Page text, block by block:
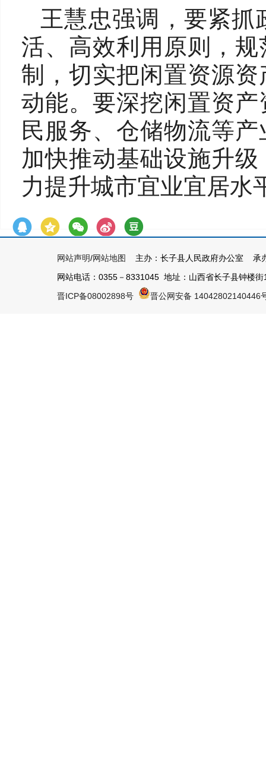
王慧忠强调，要紧
活、高效利用原则，
制，切实把闲置资源
动能。要深挖闲置资
民服务、仓储物流等
加快推动基础设施升
力提升城市宜业宜居
网站声明/网站地图
主办：长子县人民政府办公室 承
网站电话：0355－8331045 地址：山西省长子县钟楼
晋ICP备08002898号
晋公网安备 14042802140446